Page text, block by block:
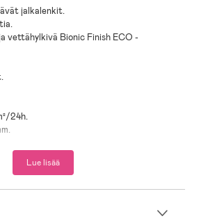
jalkalenkit.
vettähylkivä Bionic Finish ECO -
24h.
Lue lisää